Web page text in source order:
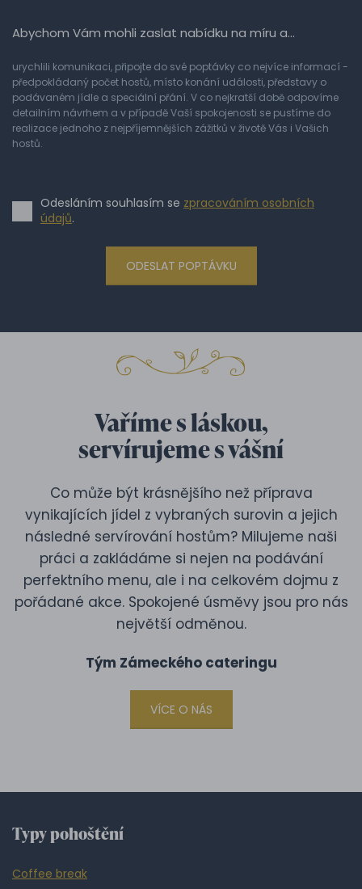
Abychom Vám mohli zaslat nabídku na míru a…
urychlili komunikaci, připojte do své poptávky co nejvíce informací -
předpokládaný počet hostů, místo konání události, představy o
podávaném jídle a speciální přání. V co nejkratší době odpovíme
detailním návrhem a v případě Vaší spokojenosti se pustíme do
realizace jednoho z nejpříjemnějších zážitků v životě Vás i Vašich
hostů.
Odesláním souhlasím se zpracováním osobních
údajů.
ODESLAT POPTÁVKU
Vaříme s láskou,
servírujeme s vášní
Co může být krásnějšího než příprava
vynikajících jídel z vybraných surovin a jejich
následné servírování hostům? Milujeme naši
práci a zakládáme si nejen na podávání
perfektního menu, ale i na celkovém dojmu z
pořádané akce. Spokojené úsměvy jsou pro nás
největší odměnou.
Tým Zámeckého cateringu
VÍCE O NÁS
Typy pohoštění
Coffee break